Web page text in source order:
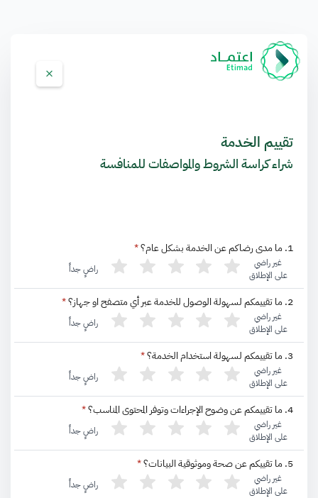
تقييم الخدمة
شراء كراسة الشروط والمواصفات للمنافسة
1. ما مدى رضاكم عن الخدمة بشكل عام؟ *
غير راضي
على الإطلاق
راضٍ جداً
2. ما تقييمكم لسهولة الوصول للخدمة عبر أي متصفح او جهاز؟ *
غير راضي
على الإطلاق
راضٍ جداً
3. ما تقييمكم لسهولة استخدام الخدمة؟ *
غير راضي
على الإطلاق
راضٍ جداً
4. ما تقييمكم عن وضوح الإجراءات وتوفر المحتوى المناسب؟ *
غير راضي
على الإطلاق
راضٍ جداً
5. ما تقييكم عن صحة وموثوقية البيانات؟ *
غير راضي
على الإطلاق
راضٍ جداً